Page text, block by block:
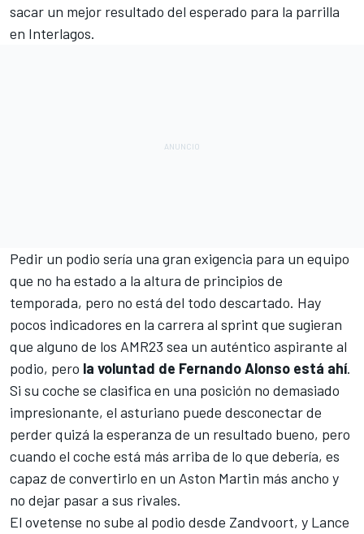
sacar un mejor resultado del esperado para la parrilla
en Interlagos.
Pedir un podio sería una gran exigencia para un equipo
que no ha estado a la altura de principios de
temporada, pero no está del todo descartado. Hay
pocos indicadores en la carrera al sprint que sugieran
que alguno de los AMR23 sea un auténtico aspirante al
podio, pero la voluntad de Fernando Alonso está ahí.
Si su coche se clasifica en una posición no demasiado
impresionante, el asturiano puede desconectar de
perder quizá la esperanza de un resultado bueno, pero
cuando el coche está más arriba de lo que debería, es
capaz de convertirlo en un Aston Martin más ancho y
no dejar pasar a sus rivales.
El ovetense no sube al podio desde Zandvoort, y Lance